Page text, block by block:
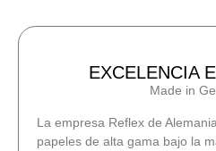
EXCELENCIA
Made in
La empresa Reflex de
papeles de alta gama bajo la